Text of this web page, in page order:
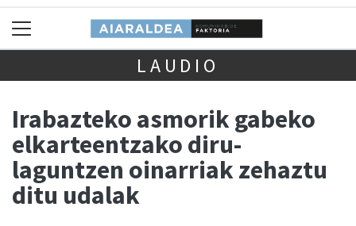
LAUDIO
Irabazteko asmorik gabeko
elkarteentzako diru-
laguntzen oinarriak zehaztu
ditu udalak